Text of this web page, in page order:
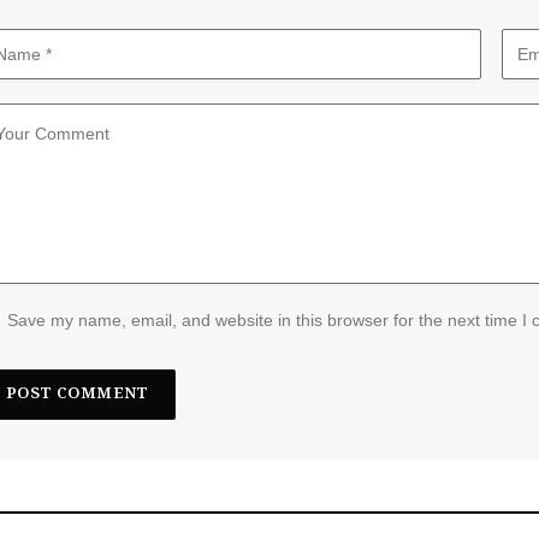
Save my name, email, and website in this browser for the next time I